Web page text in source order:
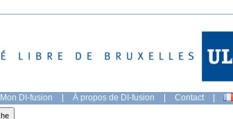
Mon DI-fusion | À propos de DI-fusion | Contact |